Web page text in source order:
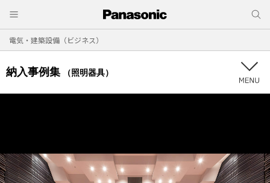
電気・建築設備（ビジネス）
納入事例集 （照明器具）